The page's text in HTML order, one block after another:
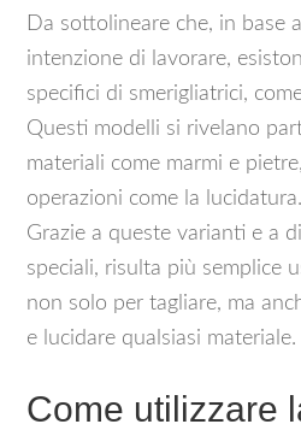
Da sottolineare che, in base
intenzione di lavorare,
specifici di smerigliatrici,
Questi modelli si rivelano
materiali come marmi e
operazioni come la lucidatura.
Grazie a queste varianti e a
speciali, risulta più semplice
non solo per tagliare, ma
e lucidare qualsiasi materiale.
Come utilizzare